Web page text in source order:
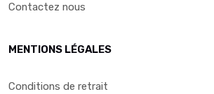
Contactez nous
MENTIONS LÉGALES
Conditions de retrait